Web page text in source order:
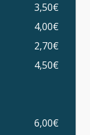
3,50€
4,00€
2,70€
4,50€
6,00€